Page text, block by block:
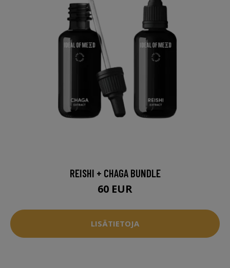
REISHI + CHAGA BUNDLE
60 EUR
LISÄTIETOJA